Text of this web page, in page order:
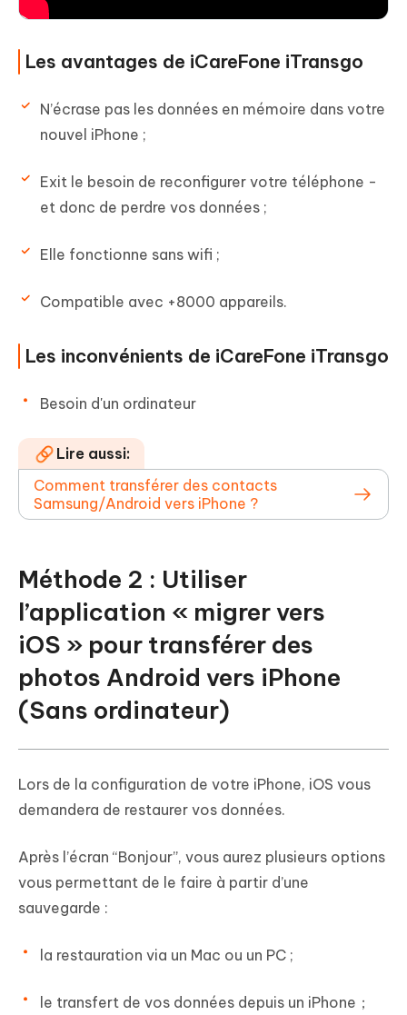
Les avantages de iCareFone iTransgo
N’écrase pas les données en mémoire dans votre
nouvel iPhone ;
Exit le besoin de reconfigurer votre téléphone -
et donc de perdre vos données ;
Elle fonctionne sans wifi ;
Compatible avec +8000 appareils.
Les inconvénients de iCareFone iTransgo
Besoin d'un ordinateur
Lire aussi:
Comment transférer des contacts
Samsung/Android vers iPhone ?
Méthode 2 : Utiliser
l’application « migrer vers
iOS » pour transférer des
photos Android vers iPhone
(Sans ordinateur)
Lors de la configuration de votre iPhone, iOS vous
demandera de restaurer vos données.
Après l’écran “Bonjour”, vous aurez plusieurs options
vous permettant de le faire à partir d’une
sauvegarde :
la restauration via un Mac ou un PC ;
le transfert de vos données depuis un iPhone；